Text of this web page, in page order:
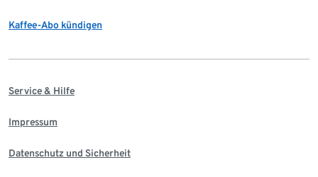
Kaffee-Abo kündigen
Service & Hilfe
Impressum
Datenschutz und Sicherheit